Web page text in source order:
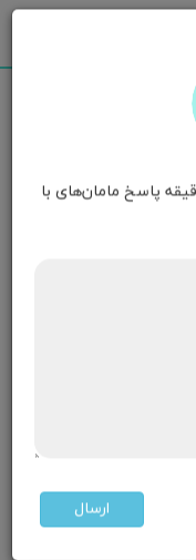
،و اگه کم رنگ بچه
رو همین الان بپرس و کمتر از ۷ دقیقه پاسخ مامان‌های با
ارسال